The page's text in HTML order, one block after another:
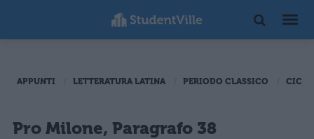
APPUNTI LETTERATURA LATINA PERIODO CLASSICO
Pro Milone, Paragrafo 38